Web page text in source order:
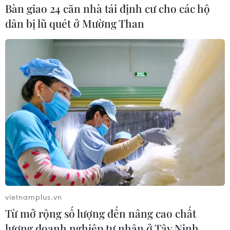
#Đại sứ quán Mỹ
#Vùng Xanh
#Hệ thống phòng không
Iraq
Mỹ
Theo dõi VietnamPlus
TIN LIÊN QUAN
Bàn giao 24 căn nhà tái định cư cho các hộ
dân bị lũ quét ở Mường Than
vietnamplus.vn
Từ mở rộng số lượng đến nâng cao chất